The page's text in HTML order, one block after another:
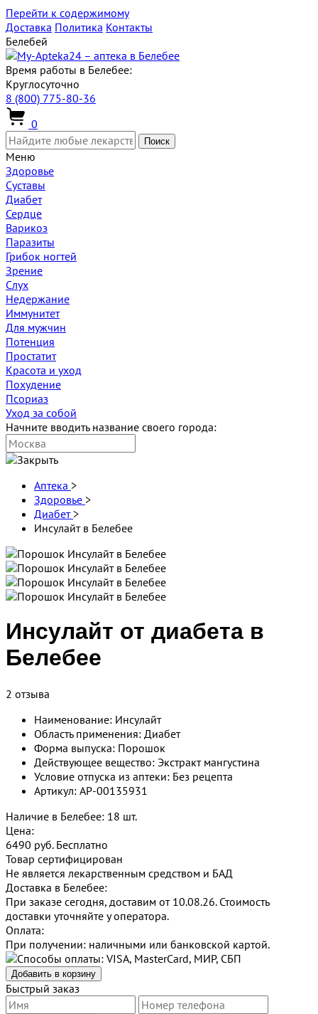
Перейти к содержимому
Доставка Политика Контакты
Белебей
Время работы в Белебее:
Круглосуточно
8 (800) 775-80-36
0
Поиск
Меню
Здоровье
Суставы
Диабет
Сердце
Варикоз
Паразиты
Грибок ногтей
Зрение
Слух
Недержание
Иммунитет
Для мужчин
Потенция
Простатит
Красота и уход
Похудение
Псориаз
Уход за собой
Начните вводить название своего города:
Аптека >
Здоровье >
Диабет >
Инсулайт в Белебее
Инсулайт от диабета в
Белебее
2 отзыва
Наименование: Инсулайт
Область применения: Диабет
Форма выпуска: Порошок
Действующее вещество: Экстракт мангустина
Условие отпуска из аптеки: Без рецепта
Артикул: AP-00135931
Наличие в Белебее: 18 шт.
Цена:
6490 руб. Бесплатно
Товар сертифицирован
Не является лекарственным средством и БАД
Доставка в Белебее:
При заказе сегодня, доставим от 10.08.26. Стоимость
доставки уточняйте у оператора.
Оплата:
При получении: наличными или банковской картой.
Добавить в корзину
Быстрый заказ